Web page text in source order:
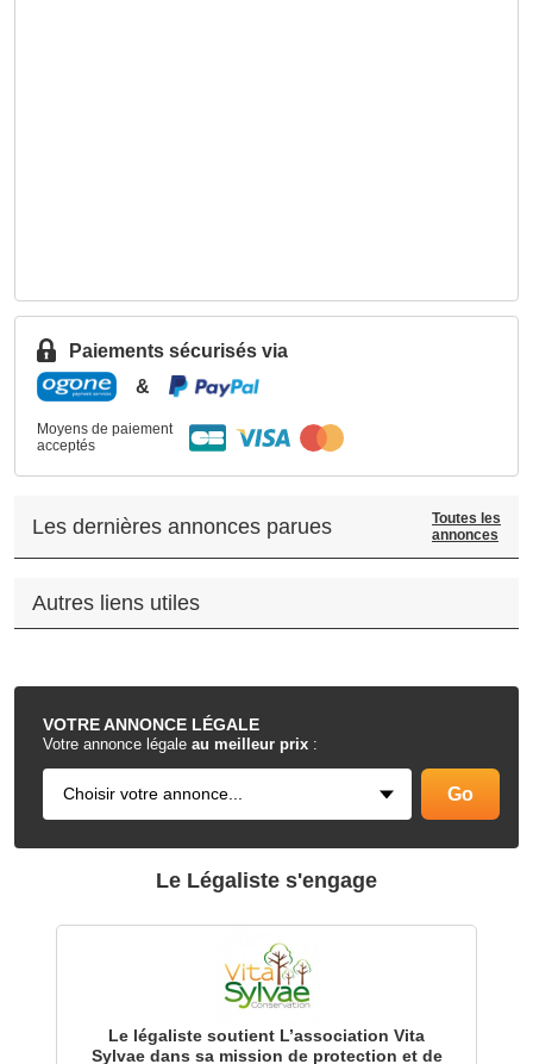
VOTREANNONCE LÉGALE
Votre annonce légale au meilleur prix :
Paiements sécurisés via
&
Moyens de paiement
acceptés
Les dernières annonces parues
Toutes les
annonces
Autres liens utiles
.
Le Légaliste s'engage
Le légaliste soutient L’association Vita
Sylvae dans sa mission de protection et de